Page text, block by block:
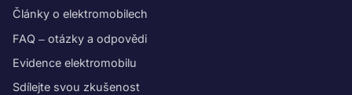
Články o elektromobilech
FAQ – otázky a odpovědi
Evidence elektromobilu
Sdílejte svou zkušenost